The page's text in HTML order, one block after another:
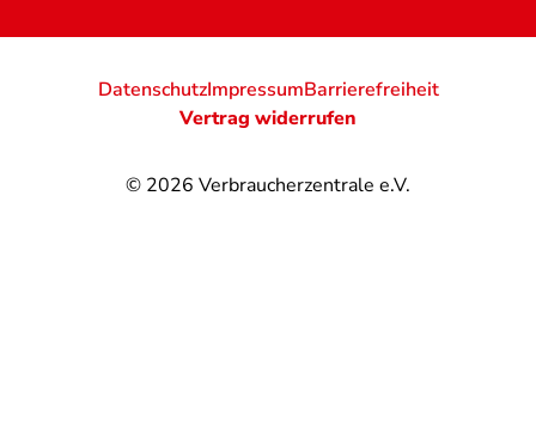
© 2026 Verbraucherzentrale e.V.
DatenschutzImpressumBarrierefreiheit
Vertrag widerrufen